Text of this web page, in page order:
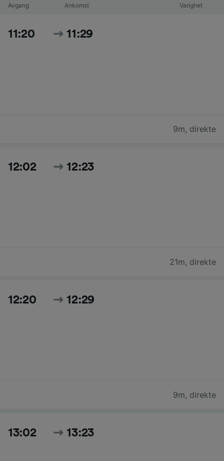
Avgang Ankomst Varighet
11:20 11:29
9m, direkte
12:02 12:23
21m, direkte
12:20 12:29
9m, direkte
13:02 13:23